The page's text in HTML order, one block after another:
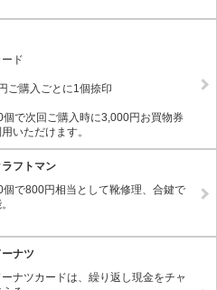
ド
ご購入ごとに1個捺印
個で次回ご購入時に3,000円お買物券
いただけます。
ラフトマン
個で800円相当として靴修理、合鍵で
ーナツ
ーナツカードは、繰り返し現金をチャ